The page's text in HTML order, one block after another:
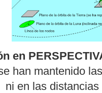
en
han mantenido
ni en las